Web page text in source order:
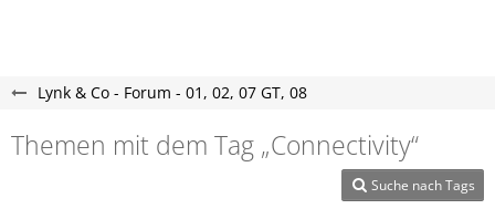
Lynk & Co - Forum - 01, 02, 07 GT, 08
Themen mit dem Tag „Connectivity“
Suche nach Tags